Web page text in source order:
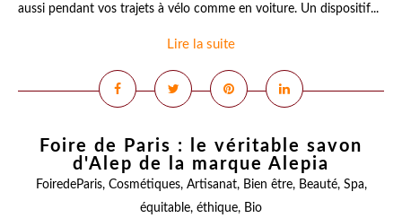
aussi pendant vos trajets à vélo comme en voiture. Un dispositif...
Lire la suite
Foire de Paris : le véritable savon
d'Alep de la marque Alepia
FoiredeParis, Cosmétiques, Artisanat, Bien être, Beauté, Spa,
équitable, éthique, Bio